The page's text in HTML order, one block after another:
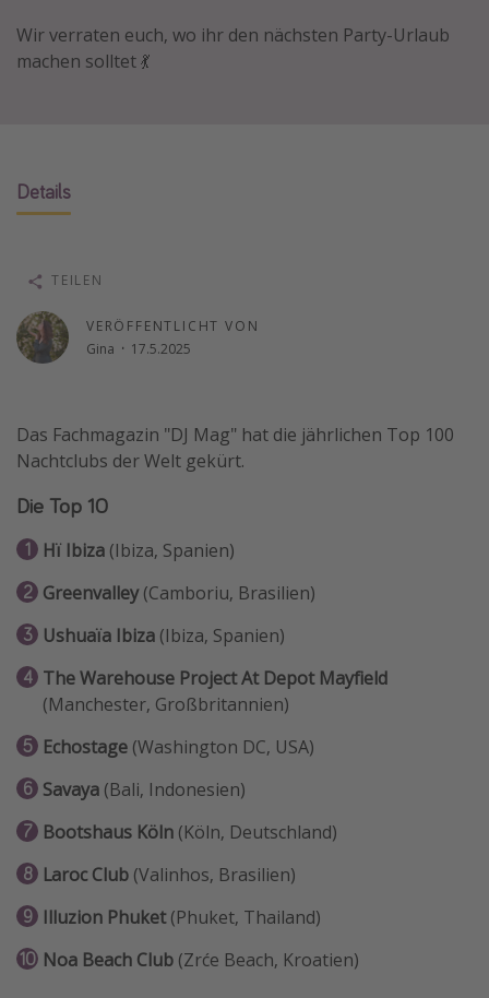
Gambia
Strandurlaub
Abenteuerurlaub
Kurzurlaub
Skiurlaub
Reise Journal
Digital Nomad Tipps
Beste Reiseziele 20225
Wir verraten euch, wo ihr den nächsten Party-Urlaub
machen solltet 💃
Details
VERÖFFENTLICHT VON
Gina · 17.5.2025
TEILEN
Das Fachmagazin "DJ Mag" hat die jährlichen Top 100
Nachtclubs der Welt gekürt.
Die Top 10
Hï Ibiza (Ibiza, Spanien)
Greenvalley(Camboriu, Brasilien)
Ushuaïa Ibiza (Ibiza, Spanien)
The Warehouse Project At Depot Mayfield
(Manchester, Großbritannien)
Echostage (Washington DC, USA)
Savaya (Bali, Indonesien)
Bootshaus Köln (Köln, Deutschland)
Laroc Club (Valinhos, Brasilien)
Illuzion Phuket(Phuket, Thailand)
Noa Beach Club (Zrće Beach, Kroatien)